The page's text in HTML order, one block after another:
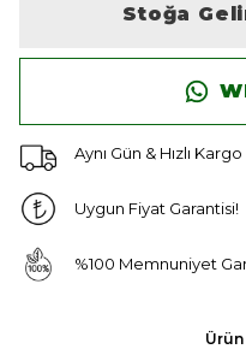
Stoğa
Aynı Gün & Hızlı Kargo
Uygun Fiyat Garantisi!
%100 Memnuniyet
Ürün